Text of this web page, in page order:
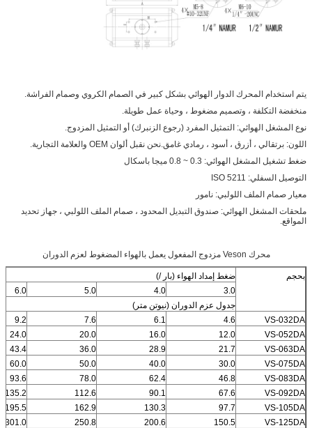
يتم استخدام المحرك الدوار الهوائي بشكل كبير في الصمام الكروي وصمام الفراشة.
منخفضة التكلفة ، وتصميم مضغوط ، وحياة عمل طويلة.
نوع المشغل الهوائي: التمثيل المفرد (رجوع الزنبرك) أو التمثيل المزدوج.
اللون: برتقالي ، أزرق ، أسود ، رمادي غامق.نحن نقبل ألوان OEM والعلامة التجارية.
ضغط تشغيل المشغل الهوائي: 0.3 ~ 0.8 ميجا باسكال
التوصيل السفلي: ISO 5211
معيار صمام الملف اللولبي: نامور
ملحقات المشغل الهوائي: صندوق التبديل المحدود ، صمام الملف اللولبي ، جهاز تحديد
المواقع.
محرك Veson مزدوج المفعول يعمل بالهواء المضغوط لعزم الدوران
بحجم
ضغط إمداد الهواء (بار /)
3.0
4.0
5.0
6.0
جدول عزم الدوران (نيوتن متر)
VS-032DA
4.6
6.1
7.6
9.2
VS-052DA
12.0
16.0
20.0
24.0
VS-063DA
21.7
28.9
36.0
43.4
VS-075DA
30.0
40.0
50.0
60.0
VS-083DA
46.8
62.4
78.0
93.6
VS-092DA
67.6
90.1
112.6
135.2
VS-105DA
97.7
130.3
162.9
195.5
VS-125DA
150.5
200.6
250.8
301.0